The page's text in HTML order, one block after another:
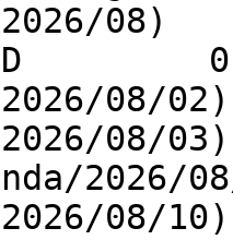
08)
D
08/
08/
2026/
08/